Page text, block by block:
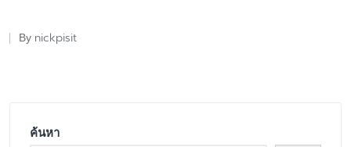
Posted
By nickpisit
ค้นหา